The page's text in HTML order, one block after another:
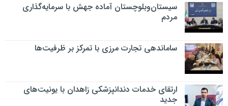
سیستان‌وبلوچستان آماده جهش با سرمایه‌گذاری
مردم
ساماندهی تجارت مرزی با تمرکز بر ظرفیت‌ها
ارتقای خدمات دندانپزشکی زاهدان با یونیت‌های
جدید